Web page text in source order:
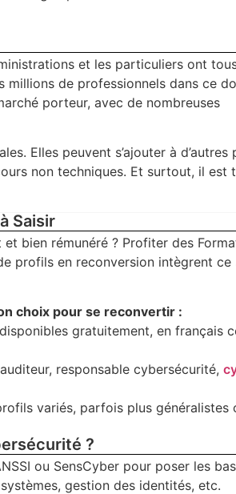
et les particuliers ont
millions de professionnels dans ce
porteur, avec de nombreuses
Elles peuvent s’ajouter à d’autres
non techniques. Et surtout, il est
Saisir
bien rémunéré ? Profiter des
profils en reconversion intègrent ce
choix pour se reconvertir :
gratuitement, en français
responsable cybersécurité,
variés, parfois plus généralistes
?
ou SensCyber pour poser les
gestion des identités, etc.